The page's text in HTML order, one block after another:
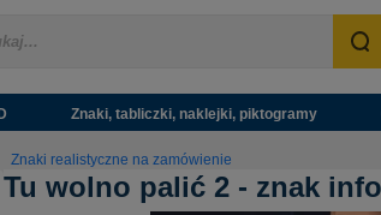
Znaki, tabliczki, naklejki, piktogramy
Znaki realistyczne na zamówienie
Tu wolno palić 2 - znak